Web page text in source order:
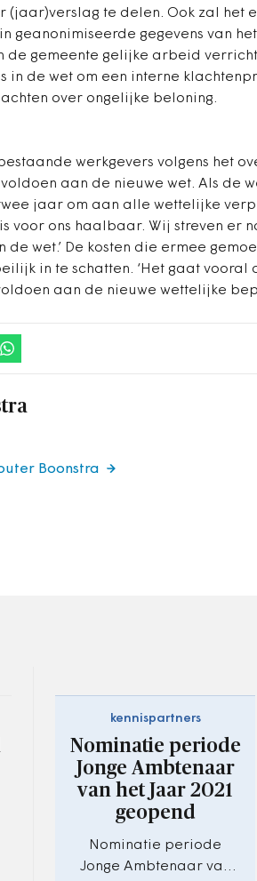
(jaar)verslag te delen. Ook zal het
geanonimiseerde gegevens van
de gemeente gelijke arbeid
in de wet om een interne
over ongelijke beloning.
werkgevers volgens het
aan de nieuwe wet. Als de
jaar om aan alle wettelijke
is voor ons haalbaar. Wij streven er
wet.’ De kosten die ermee
in te schatten. ‘Het gaat vooral
aan de nieuwe wettelijke
Boonstra
kennispartners
Nominatie periode
Jonge Ambtenaar
van het Jaar 2021
geopend
Nominatie periode
Jonge Ambtenaar van